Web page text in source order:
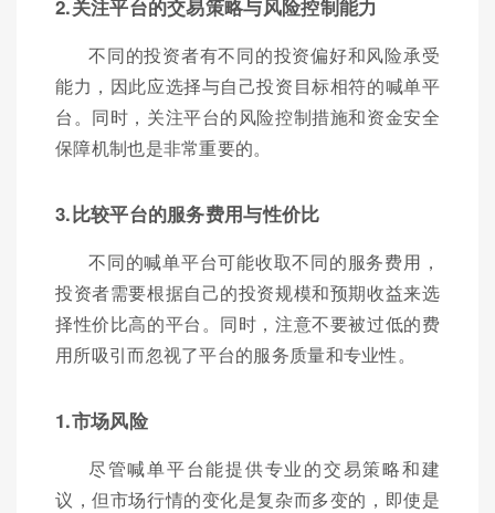
2.关注平台的交易策略与风险控制能力
不同的投资者有不同的投资偏好和风险承受
能力，因此应选择与自己投资目标相符的喊单平
台。同时，关注平台的风险控制措施和资金安全
保障机制也是非常重要的。
3.比较平台的服务费用与性价比
不同的喊单平台可能收取不同的服务费用，
投资者需要根据自己的投资规模和预期收益来选
择性价比高的平台。同时，注意不要被过低的费
用所吸引而忽视了平台的服务质量和专业性。
1.市场风险
尽管喊单平台能提供专业的交易策略和建
议，但市场行情的变化是复杂而多变的，即使是